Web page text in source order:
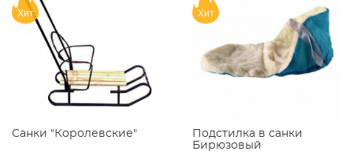
Санки "Королевские"
Хит
Подстилка в санки
Бирюзовый
Хит